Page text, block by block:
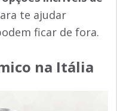
te ajudar
ficar de fora.
na Itália